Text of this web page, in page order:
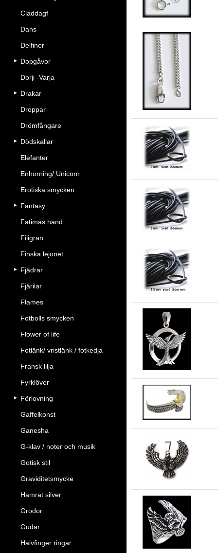
Claddagf
Dans
Delfiner
Dopgåvor
Dorji -Varja
Drakar
Droppar
Drömfångare
Dödskallar
Elefanter
Enhörning/ Unicorn
Erotiska smycken
Fantasy
Fatimas hand
Filigran
Finska lejonet.
Fjädrar
Fjärilar
Flames
Fotbolls smycken
Flower of life
Fotlänk/ vristlänk / fotkedja
Fransk lilja
Fyrklöver
Förlovning
Gaffelkonst
Ganesha
G-klav / noter och musik
Gotisk stil
Graviditetsmycke
Hamrat silver
Grodor
Gudar
Halvfinger ringar